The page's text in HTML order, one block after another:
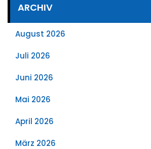
ARCHIV
August 2026
Juli 2026
Juni 2026
Mai 2026
April 2026
März 2026